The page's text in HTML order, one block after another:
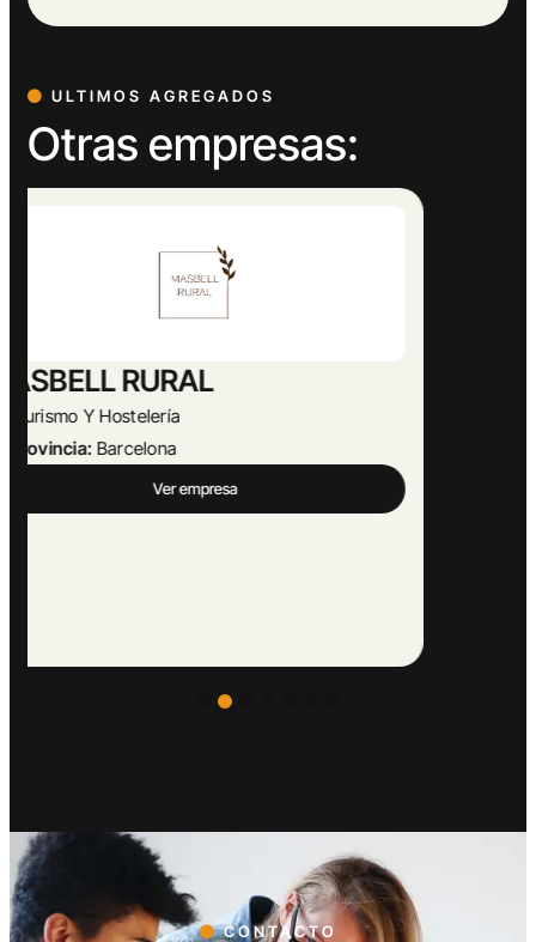
ULTIMOS AGREGADOS
Otras empresas:
Abogado Ángel López
Actividades Jurídicas
Provincia:Málaga
Ver empresa
CONTACTO